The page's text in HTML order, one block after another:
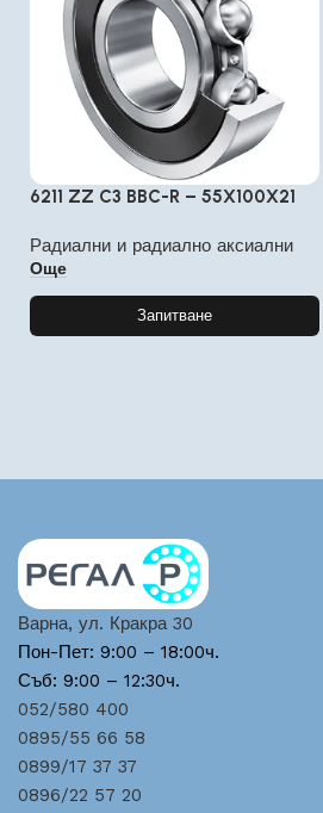
6211 ZZ C3 BBC-R – 55X100X21
Радиални и радиално аксиални
Още
Запитване
Варна, ул. Кракра 30
Пон-Пет: 9:00 – 18:00ч.
Съб: 9:00 – 12:30ч.
052/580 400
0895/55 66 58
0899/17 37 37
0896/22 57 20